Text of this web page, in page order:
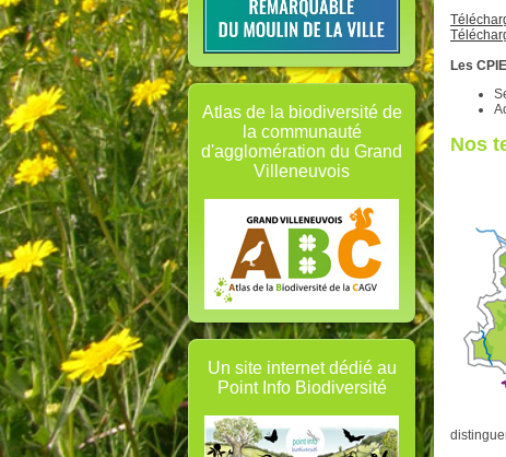
Atlas de la biodiversité de
la communauté
d'agglomération du Grand
Villeneuvois
Un site internet dédié au
Point Info Biodiversité
Les
Nos